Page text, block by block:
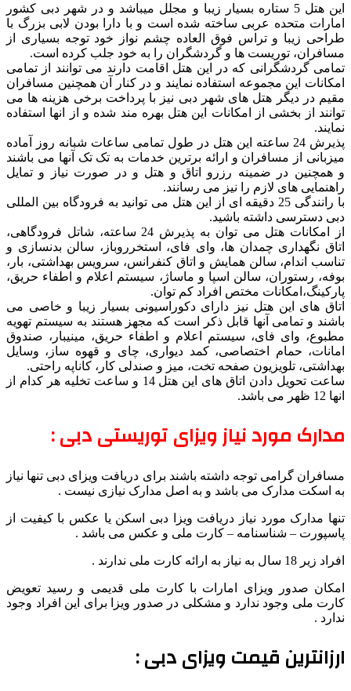
این هتل 5 ستاره بسیار زیبا و مجلل میباشد و در شهر دبی کشور
امارات متحده عربی ساخته شده است و با دارا بودن لابی بزرگ با
طراحی زیبا و تراس فوق العاده چشم نواز خود توجه بسیاری از
مسافران، توریست ها و گردشگران را به خود جلب کرده است.
تمامی گردشگرانی که در این هتل اقامت دارند می توانند از تمامی
امکانات این مجموعه استفاده نمایند و در کنار آن همچنین مسافران
مقیم در دیگر هتل های شهر دبی نیز با پرداخت برخی هزینه ها می
توانند از بخشی از امکانات این هتل بهره مند شده و از انها استفاده
نمایند.
پذیرش 24 ساعته این هتل در طول تمامی ساعات شبانه روز آماده
میزبانی از مسافران و ارائه برترین خدمات به تک تک آنها می باشند
و همچنین در ضمینه رزرو اتاق و هتل و در صورت نیاز و تمایل
راهنمایی های لازم را نیز می رسانند.
با رانندگی 25 دقیقه ای از این هتل می توانید به فرودگاه بین المللی
دبی دسترسی داشته باشید.
از امکانات هتل می توان به پذیرش 24 ساعته، شاتل فرودگاهی،
اتاق نگهداری چمدان ها، وای فای، استخرروباز، سالن بدنسازی و
تناسب اندام، سالن همایش و اتاق کنفرانس، سرویس بهداشتی، بار،
بوفه، رستوران، سالن اسپا و ماساژ، سیستم اعلام و اطفاء حریق،
پارکینگ،امکانات مختص افراد کم توان.
اتاق های این هتل نیز دارای دکوراسیونی بسیار زیبا و خاصی می
باشند و تمامی آنها قابل ذکر است که مجهز هستند به سیستم تهویه
مطبوع، وای فای، سیستم اعلام و اطفاء حریق، مینیبار، صندوق
امانات، حمام اختصاصی، کمد دیواری، چای و قهوه ساز، وسایل
بهداشتی، تلویزیون صفحه تخت، میز و صندلی کار، کاناپه راحتی.
ساعت تحویل دادن اتاق های این هتل 14 و ساعت تخلیه هر کدام از
انها 12 ظهر می باشد.
مدارک مورد نیاز ویزای توریستی دبی :
مسافران گرامی توجه داشته باشند برای دریافت ویزای دبی تنها نیاز
به اسکت مدارک می باشد و به اصل مدارک نیازی نیست .
تنها مدارک مورد نیاز دریافت ویزا دبی اسکن یا عکس با کیفیت از
پاسپورت – شناسنامه – کارت ملی و عکس می باشد .
افراد زیر 18 سال به نیاز به ارائه کارت ملی ندارند .
امکان صدور ویزای امارات با کارت ملی قدیمی و رسید تعویض
کارت ملی وجود ندارد و مشکلی در صدور ویزا برای این افراد وجود
ندارد .
ارزانترین قیمت ویزای دبی :